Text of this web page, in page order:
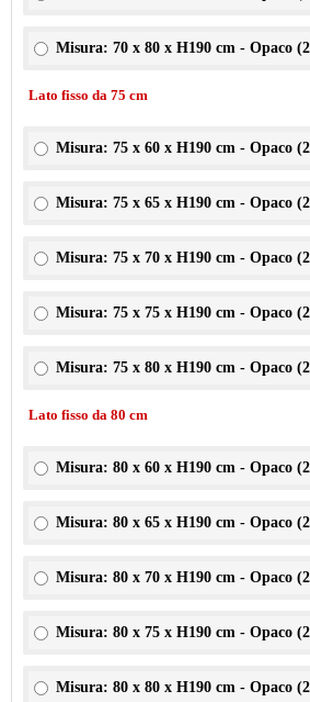
Misura: 70 x 80 x H190 cm - Opaco (
Lato fisso da 75 cm
Misura: 75 x 60 x H190 cm - Opaco (
Misura: 75 x 65 x H190 cm - Opaco (
Misura: 75 x 70 x H190 cm - Opaco (
Misura: 75 x 75 x H190 cm - Opaco (
Misura: 75 x 80 x H190 cm - Opaco (
Lato fisso da 80 cm
Misura: 80 x 60 x H190 cm - Opaco (
Misura: 80 x 65 x H190 cm - Opaco (
Misura: 80 x 70 x H190 cm - Opaco (
Misura: 80 x 75 x H190 cm - Opaco (
Misura: 80 x 80 x H190 cm - Opaco (